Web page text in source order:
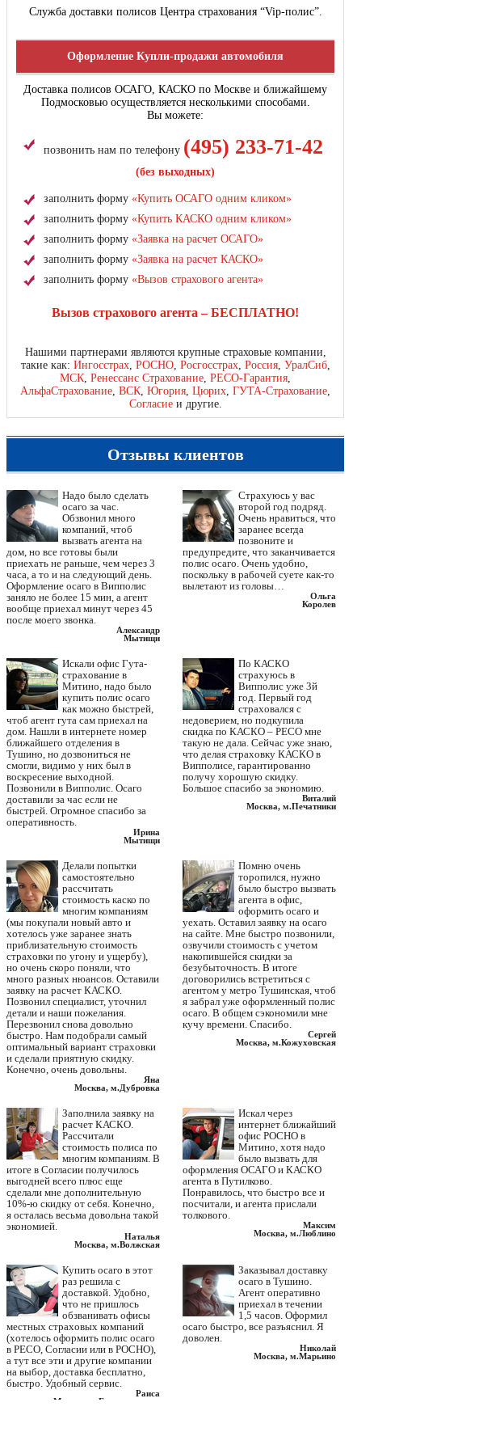
Служба доставки полисов Центра страхования “Vip-полис”.
Оформление Купли-продажи автомобиля
Доставка полисов ОСАГО, КАСКО по Москве и ближайшему
Подмосковью осуществляется несколькими способами.
Вы можете:
позвонить нам по телефону (495) 233-71-42
(без выходных)
заполнить форму «Купить ОСАГО одним кликом»
заполнить форму «Купить КАСКО одним кликом»
заполнить форму «Заявка на расчет ОСАГО»
заполнить форму «Заявка на расчет КАСКО»
заполнить форму «Вызов страхового агента»
Вызов страхового агента – БЕСПЛАТНО!
Нашими партнерами являются крупные страховые компании,
такие как: Ингосстрах, РОСНО, Росгосстрах, Россия, УралСиб,
МСК, Ренессанс Страхование, РЕСО-Гарантия,
АльфаСтрахование, ВСК, Югория, Цюрих, ГУТА-Страхование,
Согласиеи другие.
Отзывы клиентов
Надо было сделать
осаго за час.
Обзвонил много
компаний, чтоб
вызвать агента на
дом, но все готовы были
приехать не раньше, чем через 3
часа, а то и на следующий день.
Оформление осаго в Випполис
заняло не более 15 мин, а агент
вообще приехал минут через 45
после моего звонка.
Александр
Мытищи
Страхуюсь у вас
второй год подряд.
Очень нравиться, что
заранее всегда
позвоните и
предупредите, что заканчивается
полис осаго. Очень удобно,
поскольку в рабочей суете как-то
вылетают из головы…
Ольга
Королев
Искали офис Гута-
страхование в
Митино, надо было
купить полис осаго
как можно быстрей,
чтоб агент гута сам приехал на
дом. Нашли в интернете номер
ближайшего отделения в
Тушино, но дозвониться не
смогли, видимо у них был в
воскресение выходной.
Позвонили в Випполис. Осаго
доставили за час если не
быстрей. Огромное спасибо за
оперативность.
Ирина
Мытищи
По КАСКО
страхуюсь в
Випполис уже 3й
год. Первый год
страховался с
недоверием, но подкупила
скидка по КАСКО – РЕСО мне
такую не дала. Сейчас уже знаю,
что делая страховку КАСКО в
Випполисе, гарантированно
получу хорошую скидку.
Большое спасибо за экономию.
Виталий
Москва, м.Печатники
Делали попытки
самостоятельно
рассчитать
стоимость каско по
многим компаниям
(мы покупали новый авто и
хотелось уже заранее знать
приблизательную стоимость
страховки по угону и ущербу),
но очень скоро поняли, что
много разных нюансов. Оставили
заявку на расчет КАСКО.
Позвонил специалист, уточнил
детали и наши пожелания.
Перезвонил снова довольно
быстро. Нам подобрали самый
оптимальный вариант страховки
и сделали приятную скидку.
Конечно, очень довольны.
Яна
Москва, м.Дубровка
Помню очень
торопился, нужно
было быстро вызвать
агента в офис,
оформить осаго и
уехать. Оставил заявку на осаго
на сайте. Мне быстро позвонили,
озвучили стоимость с учетом
накопившейся скидки за
безубыточность. В итоге
договорились встретиться с
агентом у метро Тушинская, чтоб
я забрал уже оформленный полис
осаго. В общем сэкономили мне
кучу времени. Спасибо.
Сергей
Москва, м.Кожуховская
Заполнила заявку на
расчет КАСКО.
Рассчитали
стоимость полиса по
многим компаниям. В
итоге в Согласии получилось
выгодней всего плюс еще
сделали мне дополнительную
10%-ю скидку от себя. Конечно,
я осталась весьма довольна такой
экономией.
Наталья
Москва, м.Волжская
Искал через
интернет ближайший
офис РОСНО в
Митино, хотя надо
было вызвать для
оформления ОСАГО и КАСКО
агента в Путилково.
Понравилось, что быстро все и
посчитали, и агента прислали
толкового.
Максим
Москва, м.Люблино
Купить осаго в этот
раз решила с
доставкой. Удобно,
что не пришлось
обзванивать офисы
местных страховых компаний
(хотелось оформить полис осаго
в РЕСО, Согласии или в РОСНО),
а тут все эти и другие компании
на выбор, доставка бесплатно,
быстро. Удобный сервис.
Раиса
Москва, м.Братиславская
Заказывал доставку
осаго в Тушино.
Агент оперативно
приехал в течении
1,5 часов. Оформил
осаго быстро, все разъяснил. Я
доволен.
Николай
Москва, м.Марьино